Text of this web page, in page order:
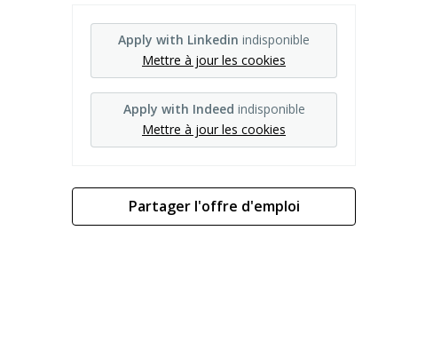
Apply with Linkedin indisponible
Mettre à jour les cookies
Apply with Indeed indisponible
Mettre à jour les cookies
Partager l'offre d'emploi